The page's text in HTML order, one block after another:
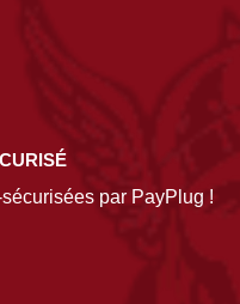
par PayPlug !